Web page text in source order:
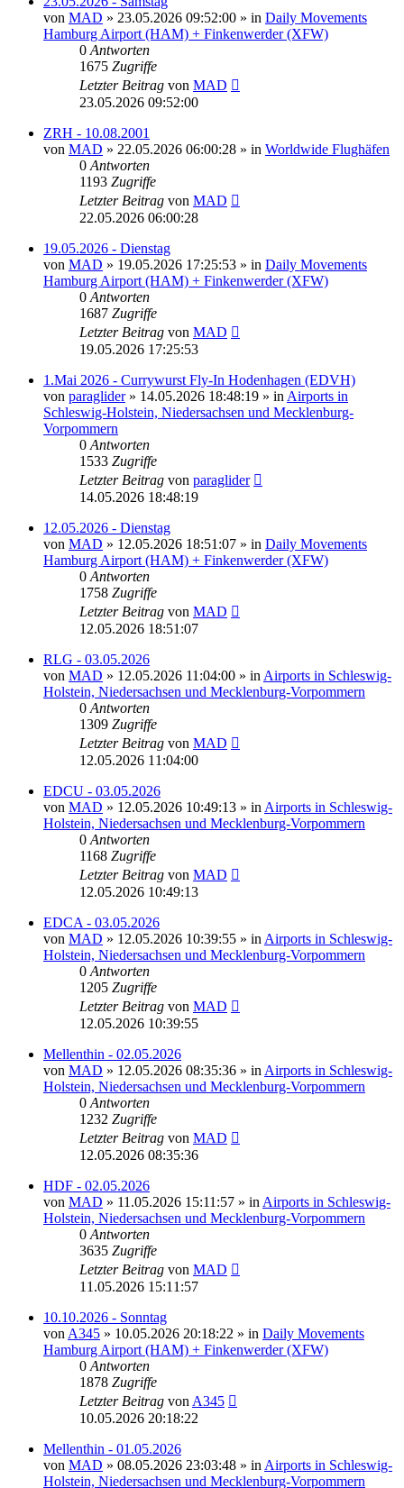
von MAD » 23.05.2026 09:52:00 » in Daily Movements
Hamburg Airport (HAM) + Finkenwerder (XFW)
0 Antworten
1675 Zugriffe
Letzter Beitrag von MAD
23.05.2026 09:52:00
ZRH - 10.08.2001
von MAD » 22.05.2026 06:00:28 » in Worldwide Flughäfen
0 Antworten
1193 Zugriffe
Letzter Beitrag von MAD
22.05.2026 06:00:28
19.05.2026 - Dienstag
von MAD » 19.05.2026 17:25:53 » in Daily Movements
Hamburg Airport (HAM) + Finkenwerder (XFW)
0 Antworten
1687 Zugriffe
Letzter Beitrag von MAD
19.05.2026 17:25:53
1.Mai 2026 - Currywurst Fly-In Hodenhagen (EDVH)
von paraglider» 14.05.2026 18:48:19 » in Airports in
Schleswig-Holstein, Niedersachsen und Mecklenburg-
Vorpommern
0 Antworten
1533 Zugriffe
Letzter Beitrag von paraglider
14.05.2026 18:48:19
12.05.2026 - Dienstag
von MAD » 12.05.2026 18:51:07 » in Daily Movements
Hamburg Airport (HAM) + Finkenwerder (XFW)
0 Antworten
1758 Zugriffe
Letzter Beitrag von MAD
12.05.2026 18:51:07
RLG - 03.05.2026
von MAD » 12.05.2026 11:04:00 » in Airports in Schleswig-
Holstein, Niedersachsen und Mecklenburg-Vorpommern
0 Antworten
1309 Zugriffe
Letzter Beitrag von MAD
12.05.2026 11:04:00
EDCU - 03.05.2026
von MAD » 12.05.2026 10:49:13 » in Airports in Schleswig-
Holstein, Niedersachsen und Mecklenburg-Vorpommern
0 Antworten
1168 Zugriffe
Letzter Beitrag von MAD
12.05.2026 10:49:13
EDCA - 03.05.2026
von MAD » 12.05.2026 10:39:55 » in Airports in Schleswig-
Holstein, Niedersachsen und Mecklenburg-Vorpommern
0 Antworten
1205 Zugriffe
Letzter Beitrag von MAD
12.05.2026 10:39:55
Mellenthin - 02.05.2026
von MAD » 12.05.2026 08:35:36 » in Airports in Schleswig-
Holstein, Niedersachsen und Mecklenburg-Vorpommern
0 Antworten
1232 Zugriffe
Letzter Beitrag von MAD
12.05.2026 08:35:36
HDF - 02.05.2026
von MAD » 11.05.2026 15:11:57 » in Airports in Schleswig-
Holstein, Niedersachsen und Mecklenburg-Vorpommern
0 Antworten
3635 Zugriffe
Letzter Beitrag von MAD
11.05.2026 15:11:57
10.10.2026 - Sonntag
von A345 » 10.05.2026 20:18:22 » in Daily Movements
Hamburg Airport (HAM) + Finkenwerder (XFW)
0 Antworten
1878 Zugriffe
Letzter Beitrag von A345
10.05.2026 20:18:22
Mellenthin - 01.05.2026
von MAD » 08.05.2026 23:03:48 » in Airports in Schleswig-
Holstein, Niedersachsen und Mecklenburg-Vorpommern